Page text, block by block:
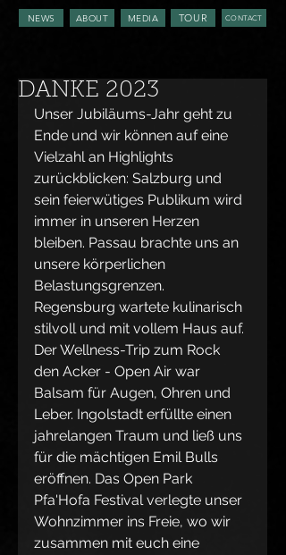
NEWS ABOUT CONTACT
TOUR
MEDIA
DANKE 2023
Unser Jubiläums-Jahr geht zu
Ende und wir können auf eine
Vielzahl an Highlights
zurückblicken: Salzburg und
sein feierwütiges Publikum wird
immer in unseren Herzen
bleiben. Passau brachte uns an
unsere körperlichen
Belastungsgrenzen.
Regensburg wartete kulinarisch
stilvoll und mit vollem Haus auf.
Der Wellness-Trip zum Rock
den Acker - Open Air war
Balsam für Augen, Ohren und
Leber. Ingolstadt erfüllte einen
jahrelangen Traum und ließ uns
für die mächtigen Emil Bulls
eröffnen. Das Open Park
Pfa'Hofa Festival verlegte unser
Wohnzimmer ins Freie, wo wir
zusammen mit euch eine